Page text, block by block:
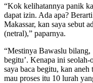
“Kok kelihatannya panik
dapat izin. Ada apa?
Makassar, kan saya sebut
(netral),” paparnya.
“Mestinya Bawaslu
begitu’. Kenapa ini
saya baca begitu, kan
mau proses itu 10 lurah